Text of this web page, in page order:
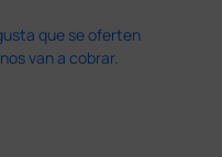
que se oferten
van a cobrar.